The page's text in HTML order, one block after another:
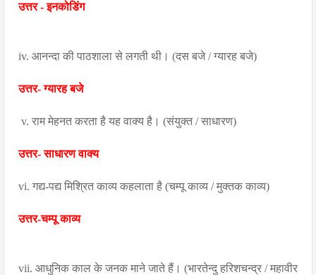
उत्तर - इनकोडिंग
iv. आनन्दा की पाठशाला से लगती थी। (दस बजे / ग्यारह बजे)
उत्तर- ग्यारह बजे
v. राम मेहनत करता है यह वाक्य है। (संयुक्त / साधारण)
उत्तर- साधारण वाक्य
vi. गद्य-पद्य मिश्रित काव्य कहलाता है (चम्पू काव्य / मुक्तक काव्य)
उत्तर-चम्पू काव्य
vii. आधुनिक काल के जनक माने जाते हैं। (भारतेन्दु हरिशचन्द्र / महावीर